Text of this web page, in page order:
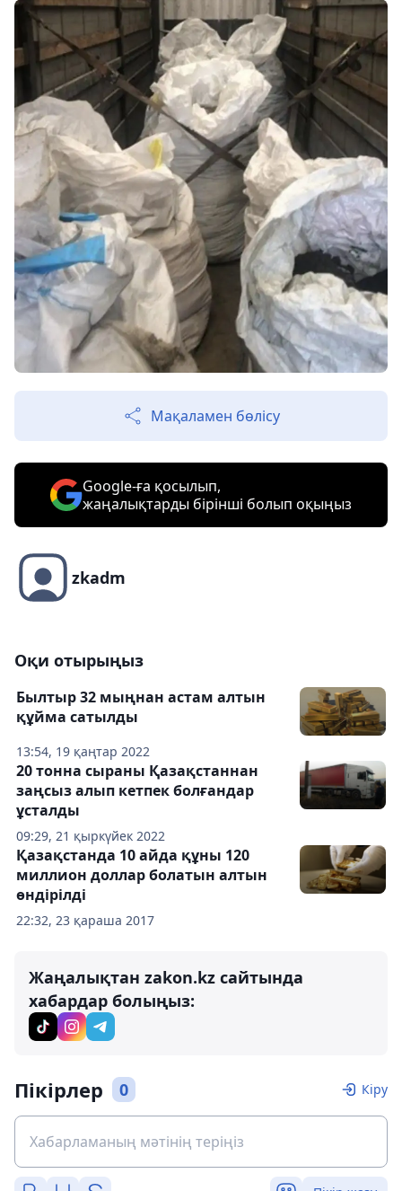
Мақаламен бөлісу
Google-ға қосылып,
жаңалықтарды бірінші болып оқыңыз
zkadm
Оқи отырыңыз
13:54, 19 қаңтар 2022
Былтыр 32 мыңнан астам алтын
құйма сатылды
09:29, 21 қыркүйек 2022
20 тонна сыраны Қазақстаннан
заңсыз алып кетпек болғандар
ұсталды
22:32, 23 қараша 2017
Қазақстанда 10 айда құны 120
миллион доллар болатын алтын
өндірілді
Жаңалықтан zakon.kz сайтында
хабардар болыңыз:
Пікірлер 0 Кіру